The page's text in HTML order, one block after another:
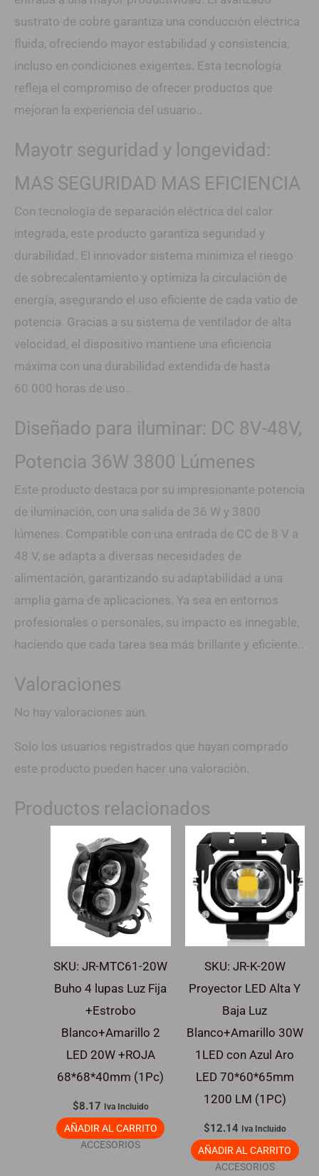
sustrato de cobre garantiza una conducción eléctrica
fluida, ofreciendo mayor estabilidad y consistencia,
incluso en condiciones exigentes. Esta tecnología
refleja el compromiso de ofrecer productos que
mejoran la experiencia del usuario..
Mayotr seguridad y longevidad:
MAS SEGURIDAD MAS EFICIENCIA
Con tecnología de separación eléctrica del calor
integrada, este producto garantiza seguridad y
durabilidad. El innovador sistema minimiza el riesgo
de sobrecalentamiento y optimiza la circulación de
energía, asegurando el uso eficiente de cada vatio de
potencia. Gracias a su sistema de ventilador de alta
velocidad, el dispositivo mantiene una eficiencia
máxima con una durabilidad extendida de hasta
60 000 horas de uso..
Diseñado para iluminar: DC 8V-48V,
Potencia 36W 3800 Lúmenes
Este producto destaca por su impresionante potencia
de iluminación, con una salida de 36 W y 3800
lúmenes. Compatible con una entrada de CC de 8 V a
48 V, se adapta a diversas necesidades de
alimentación, garantizando su adaptabilidad a una
amplia gama de aplicaciones. Ya sea en entornos
profesionales o personales, su impacto es innegable,
haciendo que cada tarea sea más brillante y eficiente..
Valoraciones
No hay valoraciones aún.
Solo los usuarios registrados que hayan comprado
este producto pueden hacer una valoración.
Productos relacionados
SKU: JR-MTC61-20W
Buho 4 lupas Luz Fija
+Estrobo
Blanco+Amarillo 2
LED 20W +ROJA
68*68*40mm (1Pc)
$8.17 Iva Incluido
AÑADIR AL CARRITO
ACCESORIOS
SKU: JR-K-20W
Proyector LED Alta Y
Baja Luz
Blanco+Amarillo 30W
1LED con Azul Aro
LED 70*60*65mm
1200 LM (1PC)
$12.14 Iva Incluido
AÑADIR AL CARRITO
ACCESORIOS